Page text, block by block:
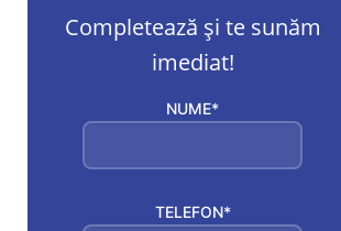
Completează și te sunăm
imediat!
NUME*
TELEFON*